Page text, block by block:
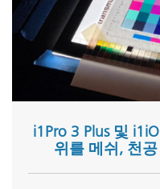
i1Pro 3 Plus 및
위를 메쉬, 천